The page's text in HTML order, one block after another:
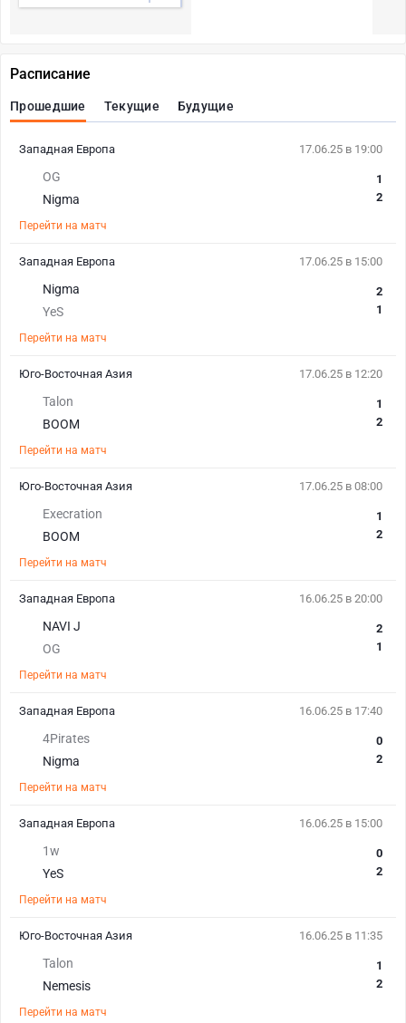
Расписание
Прошедшие Текущие Будущие
17.06.25 в 19:00
OG
Nigma
1
2
Перейти на матч
Западная Европа
17.06.25 в 15:00
Nigma
YeS
2
1
Перейти на матч
Западная Европа
17.06.25 в 12:20
Talon
BOOM
1
2
Перейти на матч
Юго-Восточная Азия
17.06.25 в 08:00
Execration
BOOM
1
2
Перейти на матч
Юго-Восточная Азия
16.06.25 в 20:00
NAVI J
OG
2
1
Перейти на матч
Западная Европа
16.06.25 в 17:40
4Pirates
Nigma
0
2
Перейти на матч
Западная Европа
16.06.25 в 15:00
1w
YeS
0
2
Перейти на матч
Западная Европа
16.06.25 в 11:35
Talon
Nemesis
1
2
Перейти на матч
Юго-Восточная Азия